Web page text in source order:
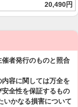
20,490円
者発行のものと照合
容に関しては万全を
全性を保証するもの
いかなる損害について